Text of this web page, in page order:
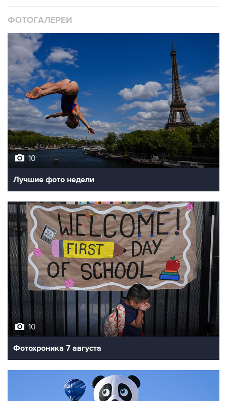
ФОТОГАЛЕРЕИ
10
Лучшие фото недели
10
Фотохроника 7 августа